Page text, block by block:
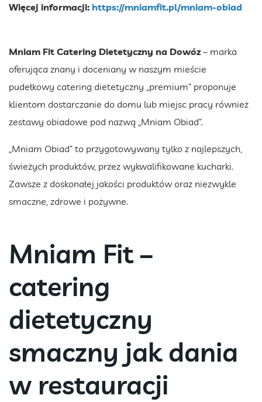
Więcej informacji: https://mniamfit.pl/mniam-obiad
Mniam Fit Catering Dietetyczny na Dowóz – marka
oferująca znany i doceniany w naszym mieście
pudełkowy catering dietetyczny „premium” proponuje
klientom dostarczanie do domu lub miejsc pracy również
zestawy obiadowe pod nazwą „Mniam Obiad”.
„Mniam Obiad” to przygotowywany tylko z najlepszych,
świeżych produktów, przez wykwalifikowane kucharki.
Zawsze z doskonałej jakości produktów oraz niezwykle
smaczne, zdrowe i pożywne.
Mniam Fit –
catering
dietetyczny
smaczny jak dania
w restauracji